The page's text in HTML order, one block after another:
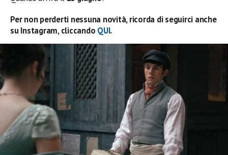
Per non perderti nessuna novità, ricorda di seguirci anche
su Instagram, cliccando QUI.